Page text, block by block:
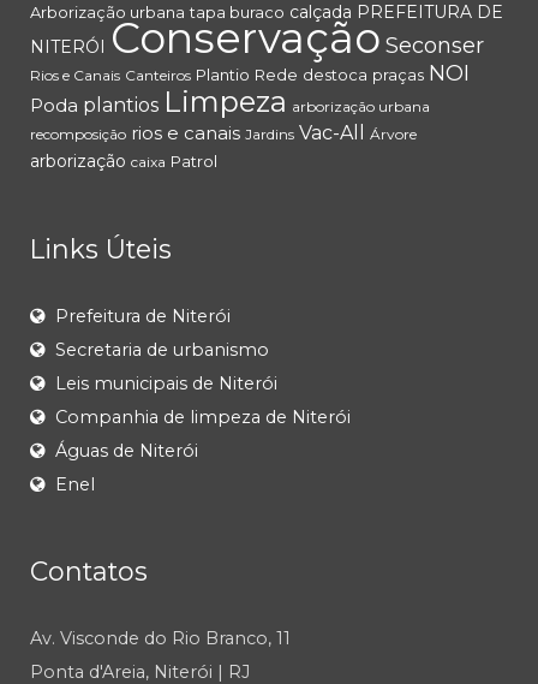
Arborização urbana tapa buraco calçada PREFEITURA DE
NITERÓI
Conservação Seconser
Rios e Canais Canteiros Plantio Rede destoca praças NOI
Poda plantios Limpeza arborização urbana
recomposição rios e canais Jardins Vac-All Árvore
arborização caixa Patrol
Links Úteis
Prefeitura de Niterói
Secretaria de urbanismo
Leis municipais de Niterói
Companhia de limpeza de Niterói
Águas de Niterói
Enel
Contatos
Av. Visconde do Rio Branco, 11
Ponta d'Areia, Niterói | RJ